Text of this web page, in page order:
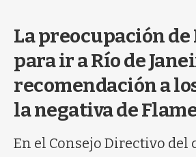
La preocupación de
para ir a Río de
recomendación a
la negativa de
En el Consejo Directivo del